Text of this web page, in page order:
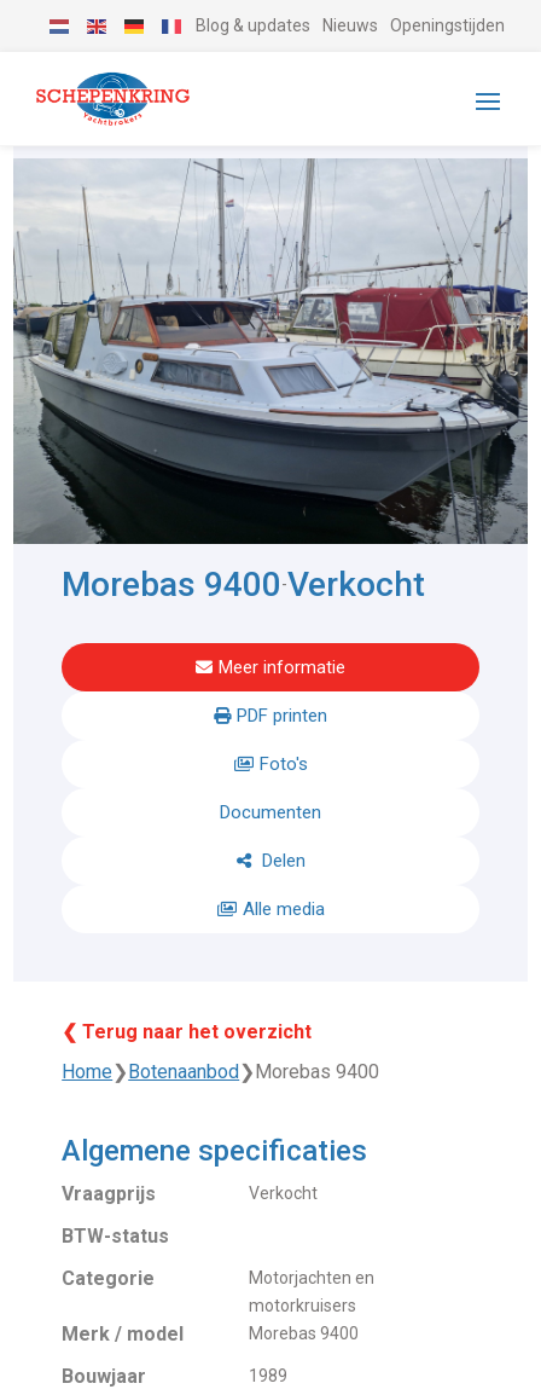
Blog & updates Nieuws Openingstijden
Morebas 9400-Verkocht
Meer informatie
PDF printen
Foto's
Documenten
Delen
Alle media
❮ Terug naar het overzicht
Home❯ Botenaanbod ❯ Morebas 9400
Algemene specificaties
Vraagprijs Verkocht
BTW-status
Categorie
Motorjachten en
motorkruisers
Merk / model Morebas 9400
Bouwjaar 1989